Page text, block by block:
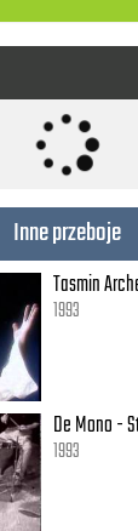
Inne przeboje
Tasmin
1993
De Mono -
1993